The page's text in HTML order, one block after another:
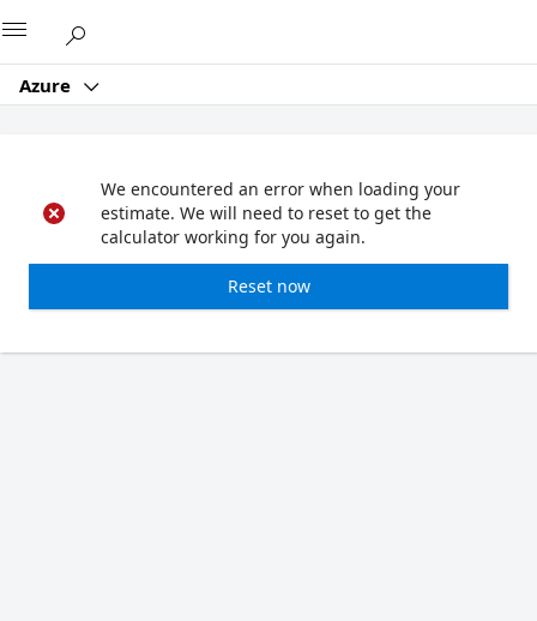
Azure
We encountered an error when loading your
estimate. We will need to reset to get the
calculator working for you again.
Reset now